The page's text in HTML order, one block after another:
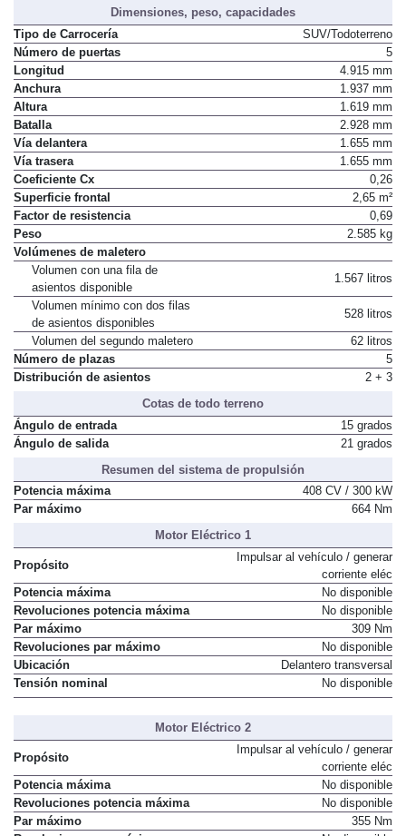
Dimensiones, peso, capacidades
Tipo de Carrocería
SUV/Todoterreno
Número de puertas
5
Longitud
4.915 mm
Anchura
1.937 mm
Altura
1.619 mm
Batalla
2.928 mm
Vía delantera
1.655 mm
Vía trasera
1.655 mm
Coeficiente Cx
0,26
Superficie frontal
2,65 m²
Factor de resistencia
0,69
Peso
2.585 kg
Volúmenes de maletero
Volumen con una fila de
asientos disponible
1.567 litros
Volumen mínimo con dos filas
de asientos disponibles
528 litros
Volumen del segundo maletero
62 litros
Número de plazas
5
Distribución de asientos
2 + 3
Cotas de todo terreno
Ángulo de entrada
15 grados
Ángulo de salida
21 grados
Resumen del sistema de propulsión
Potencia máxima
408 CV / 300 kW
Par máximo
664 Nm
Motor Eléctrico 1
Propósito
Impulsar al vehículo / generar
corriente eléc
Potencia máxima
No disponible
Revoluciones potencia máxima
No disponible
Par máximo
309 Nm
Revoluciones par máximo
No disponible
Ubicación
Delantero transversal
Tensión nominal
No disponible
Motor Eléctrico 2
Propósito
Impulsar al vehículo / generar
corriente eléc
Potencia máxima
No disponible
Revoluciones potencia máxima
No disponible
Par máximo
355 Nm